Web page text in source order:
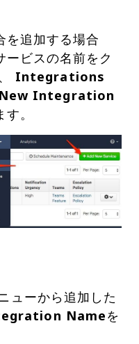
を追加する場合
ービスの名前をク
Integrations
New Integration
ューから追加した
Nameを